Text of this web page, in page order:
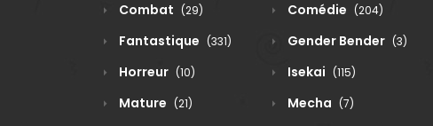
Combat (29) Comédie (204)
Fantastique (331) Gender Bender (3)
Horreur (10) Isekai (115)
Mature (21) Mecha (7)